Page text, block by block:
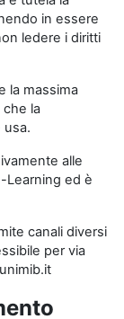
in essere
ledere i diritti
la massima
che la
usa.
alle
Learning ed è
canali diversi
per via